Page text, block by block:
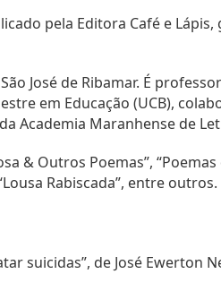
pela Editora Café e
José de Ribamar. É
em Educação (UCB),
Academia Maranhense de
& Outros Poemas”,
Rabiscada”, entre outros.
suicidas”, de José Ewerton